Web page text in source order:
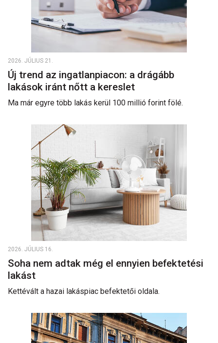
2026. JÚLIUS 21.
Új trend az ingatlanpiacon: a drágább
lakások iránt nőtt a kereslet
Ma már egyre több lakás kerül 100 millió forint fölé.
2026. JÚLIUS 16.
Soha nem adtak még el ennyien befektetési
lakást
Kettévált a hazai lakáspiac befektetői oldala.